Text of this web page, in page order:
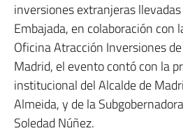
inversiones extranjeras
Embajada, en colaboración con
Oficina Atracción Inversiones
Madrid, el evento contó con la
institucional del Alcalde de
Almeida, y de la
Soledad Núñez.